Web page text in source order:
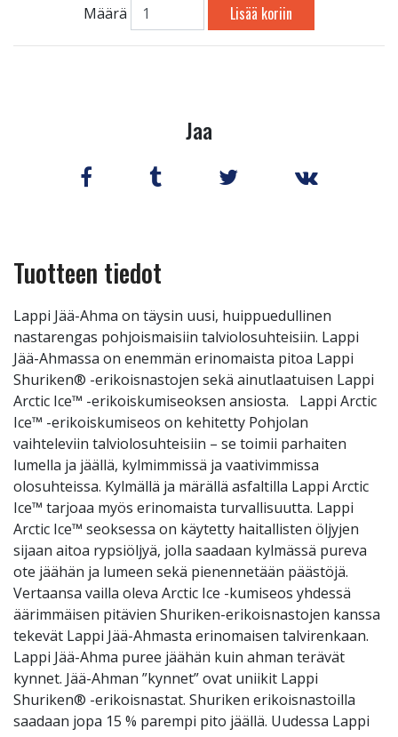
Määrä Lisää koriin
Jaa
Tuotteen tiedot
Lappi Jää-Ahma on täysin uusi, huippuedullinen
nastarengas pohjoismaisiin talviolosuhteisiin. Lappi
Jää-Ahmassa on enemmän erinomaista pitoa Lappi
Shuriken® -erikoisnastojen sekä ainutlaatuisen Lappi
Arctic Ice™ -erikoiskumiseoksen ansiosta. Lappi Arctic
Ice™ -erikoiskumiseos on kehitetty Pohjolan
vaihteleviin talviolosuhteisiin – se toimii parhaiten
lumella ja jäällä, kylmimmissä ja vaativimmissa
olosuhteissa. Kylmällä ja märällä asfaltilla Lappi Arctic
Ice™ tarjoaa myös erinomaista turvallisuutta. Lappi
Arctic Ice™ seoksessa on käytetty haitallisten öljyjen
sijaan aitoa rypsiöljyä, jolla saadaan kylmässä pureva
ote jäähän ja lumeen sekä pienennetään päästöjä.
Vertaansa vailla oleva Arctic Ice -kumiseos yhdessä
äärimmäisen pitävien Shuriken-erikoisnastojen kanssa
tekevät Lappi Jää-Ahmasta erinomaisen talvirenkaan.
Lappi Jää-Ahma puree jäähän kuin ahman terävät
kynnet. Jää-Ahman ”kynnet” ovat uniikit Lappi
Shuriken® -erikoisnastat. Shuriken erikoisnastoilla
saadaan jopa 15 % parempi pito jäällä. Uudessa Lappi